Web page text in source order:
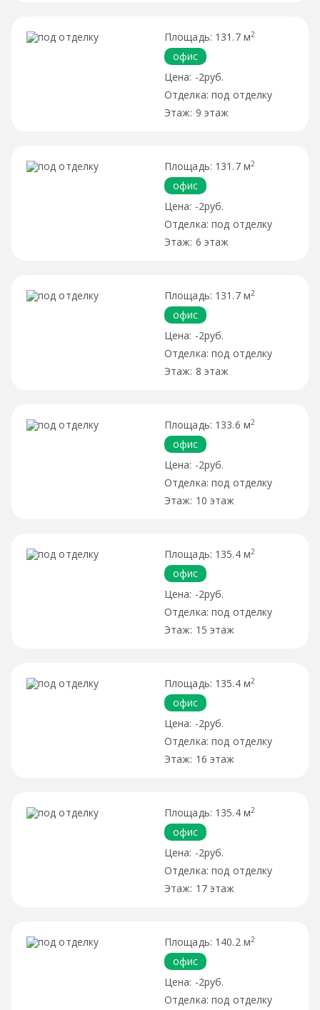
131.7 м2
офис
-2руб.
под отделку
9 этаж
131.7 м2
офис
-2руб.
под отделку
6 этаж
131.7 м2
офис
-2руб.
под отделку
8 этаж
133.6 м2
офис
-2руб.
под отделку
10 этаж
135.4 м2
офис
-2руб.
под отделку
15 этаж
135.4 м2
офис
-2руб.
под отделку
16 этаж
135.4 м2
офис
-2руб.
под отделку
17 этаж
140.2 м2
офис
-2руб.
под отделку